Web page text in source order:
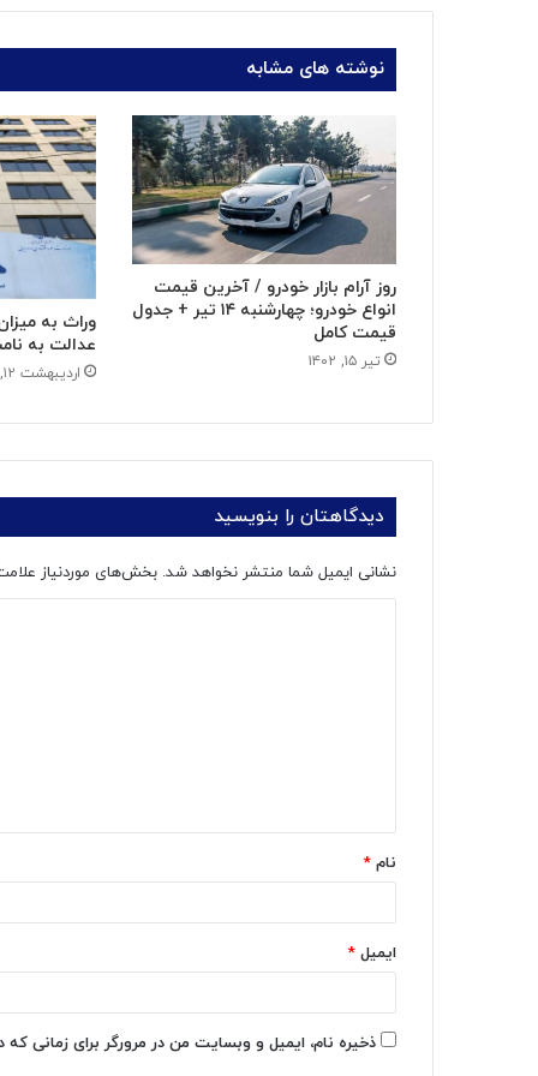
نوشته های مشابه
روز آرام بازار خودرو / آخرین قیمت
انواع خودرو؛ چهارشنبه ۱۴ تیر + جدول
قیمت کامل
تیر ۱۵, ۱۴۰۲
وراث به
عدالت به
اردیبهشت ۱۲, ۱۳۹۹
دیدگاهتان را بنویسید
نشانی ایمیل شما منتشر نخواهد شد. بخش‌های موردنیاز
*
نام *
ایمیل *
ذخیره نام، ایمیل و وبسایت من در مرورگر برای زمانی